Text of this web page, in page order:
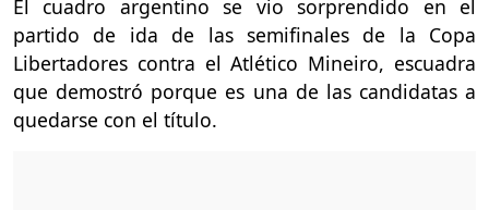
El cuadro argentino se vio sorprendido en el
partido de ida de las semifinales de la Copa
Libertadores contra el Atlético Mineiro, escuadra
que demostró porque es una de las candidatas a
quedarse con el título.